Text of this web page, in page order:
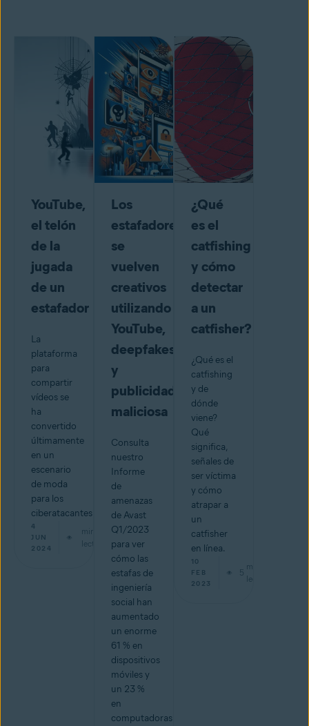
YouTube,
el telón
de la
jugada
de un
estafador
La
plataforma
para
compartir
vídeos se
ha
convertido
últimamente
en un
escenario
de moda
para los
ciberatacantes.
4
JUN
2024
min de
lectura
Los
estafadores
se
vuelven
creativos
utilizando
YouTube,
deepfakes
y
publicidad
maliciosa
Consulta
nuestro
Informe
de
amenazas
de Avast
Q1/2023
para ver
cómo las
estafas de
ingeniería
social han
aumentado
un enorme
61 % en
dispositivos
móviles y
un 23 %
en
computadoras
¿Qué
es el
catfishing
y cómo
detectar
a un
catfisher?
¿Qué es el
catfishing
y de
dónde
viene?
Qué
significa,
señales de
ser víctima
y cómo
atrapar a
un
catfisher
en línea.
10
FEB
2023
5
min de
lectura